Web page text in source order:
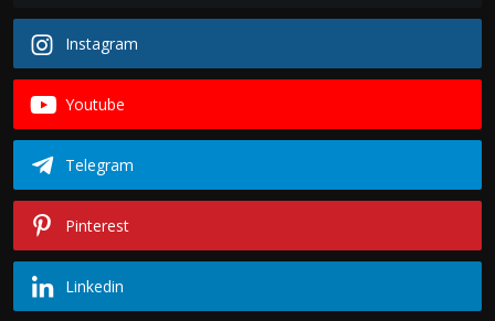
Instagram
Youtube
Telegram
Pinterest
Linkedin